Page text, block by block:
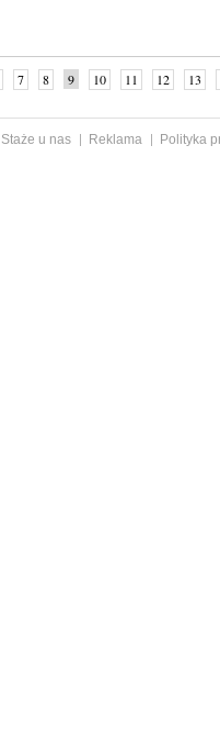
7 8 9 10 11 12 13
Staże u nas Reklama
Polityka